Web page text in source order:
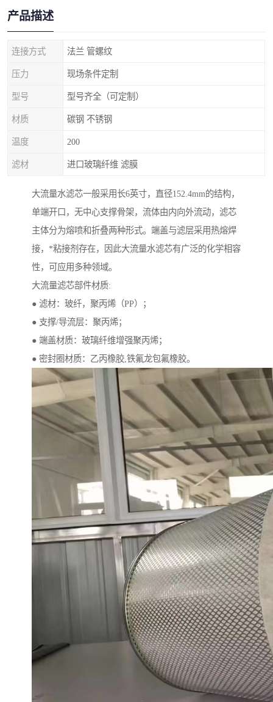
产品描述
连接方式 法兰 管螺纹
压力 现场条件定制
型号 型号齐全（可定制）
材质 碳钢 不锈钢
温度 200
滤材 进口玻璃纤维 滤膜
大流量水滤芯一般采用长6英寸，直径152.4mm的结构，
单端开口，无中心支撑骨架，流体由内向外流动，滤芯
主体分为熔喷和折叠两种形式。端盖与滤层采用热熔焊
接，*粘接剂存在，因此大流量水滤芯有广泛的化学相容
性，可应用多种领域。
大流量滤芯部件材质:
● 滤材：玻纤，聚丙烯（PP）；
● 支撑/导流层：聚丙烯；
● 端盖材质：玻璃纤维增强聚丙烯；
● 密封圈材质：乙丙橡胶,铁氟龙包氟橡胶。